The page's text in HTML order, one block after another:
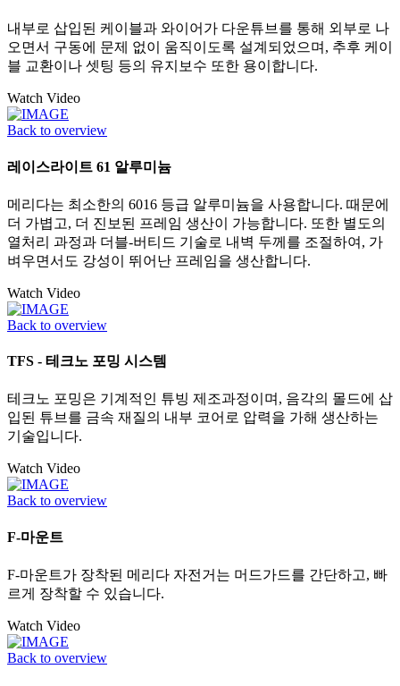
내부로 삽입된 케이블과 와이어가 다운튜브를 통해 외부로 나
오면서 구동에 문제 없이 움직이도록 설계되었으며, 추후 케이
블 교환이나 셋팅 등의 유지보수 또한 용이합니다.
Watch Video
Back to overview
레이스라이트 61 알루미늄
메리다는 최소한의 6016 등급 알루미늄을 사용합니다. 때문에
더 가볍고, 더 진보된 프레임 생산이 가능합니다. 또한 별도의
열처리 과정과 더블-버티드 기술로 내벽 두께를 조절하여, 가
벼우면서도 강성이 뛰어난 프레임을 생산합니다.
Watch Video
Back to overview
TFS - 테크노 포밍 시스템
테크노 포밍은 기계적인 튜빙 제조과정이며, 음각의 몰드에 삽
입된 튜브를 금속 재질의 내부 코어로 압력을 가해 생산하는
기술입니다.
Watch Video
Back to overview
F-마운트
F-마운트가 장착된 메리다 자전거는 머드가드를 간단하고, 빠
르게 장착할 수 있습니다.
Watch Video
Back to overview